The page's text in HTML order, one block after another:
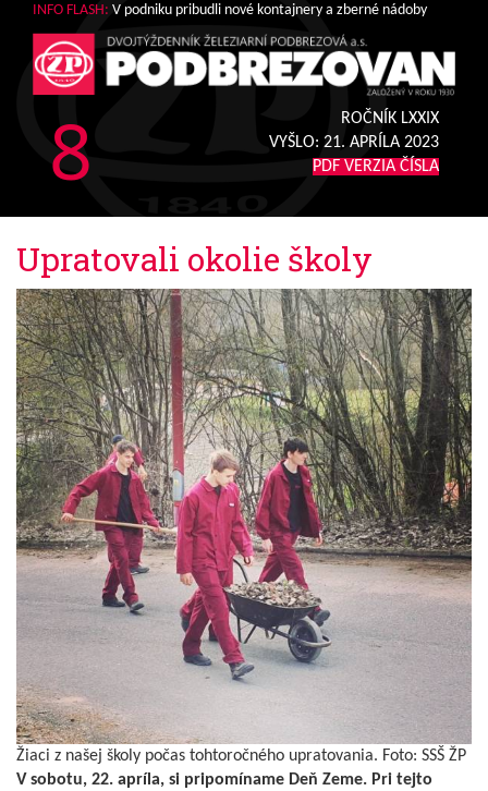
INFO FLASH: V podniku pribudli nové kontajnery a zberné nádoby
8
ROČNÍK LXXIX
VYŠLO: 21. APRÍLA 2023
PDF VERZIA ČÍSLA
Upratovali okolie školy
Žiaci z našej školy počas tohtoročného upratovania. Foto: SSŠ ŽP
V sobotu, 22. apríla, si pripomíname Deň Zeme. Pri tejto